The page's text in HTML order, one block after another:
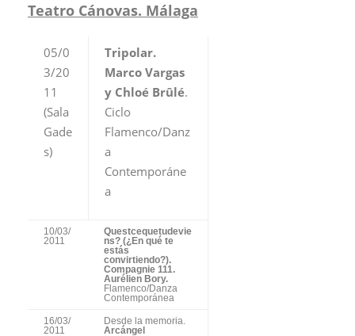
Teatro Cánovas. Málaga
05/0
3/20
11
(Sala
Gade
s)
Tripolar.
Marco Vargas
y Chloé Brûlé.
Ciclo
Flamenco/Danz
a
Contemporáne
a
10/03/
2011
Questcequetudevie
ns? (¿En qué te
estás
convirtiendo?).
Compagnie 111.
Aurélien Bory.
Flamenco/Danza
Contemporánea
16/03/
2011
Desde la memoria.
Arcángel